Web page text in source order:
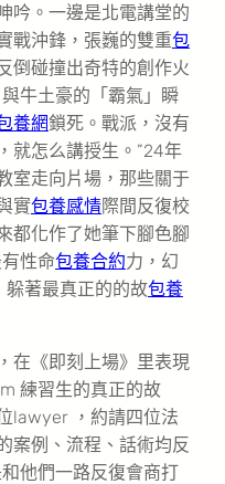
吟。一邊是北電講堂的
戰沖鋒，張巍的雙重包
倒碰撞出奇特的創作火
牛土豪的「霸氣」瞬
養網鎖死。戰派，沒有
就怎么講授生。”24年
室走向片場，那些關于
實包養感情際間反復校
都化作了她筆下腳色腳
性命包養合約力，幻
躲著最真正的的故包養
在《即刻上場》里表現
練習生的真正的故
lawyer ，約請四位法
案例、流程、話術均反
他們一路反復會商打